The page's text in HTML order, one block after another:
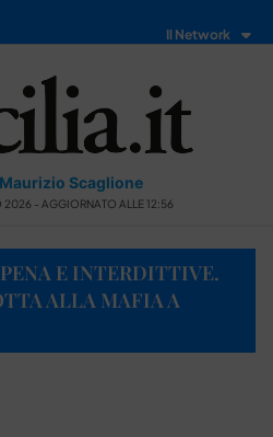
Il Network
Scaglione
2026 - AGGIORNATO ALLE 12:56
E INTERDITTIVE.
ALLA MAFIA A